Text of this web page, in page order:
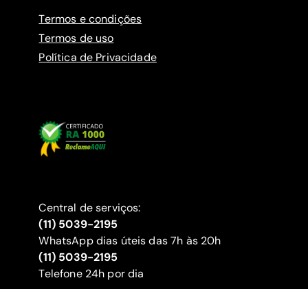
Termos e condições
Termos de uso
Política de Privacidade
Central de serviços:
(11) 5039-2195
WhatsApp dias úteis das 7h às 20h
(11) 5039-2195
‍Telefone 24h por dia